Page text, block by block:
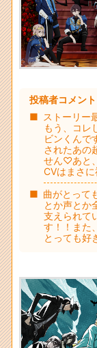
投稿者コメント
ストーリー
もう、コレ
ビンくんで
されたあの
せん♡あと
CVはまさに
曲がとって
とか声とか
支えられて
す！！また
とっても好